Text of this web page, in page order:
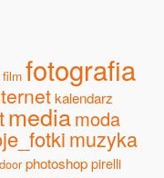
film fotografia
kalendarz
mediamoda
muzyka
photoshoppirelli